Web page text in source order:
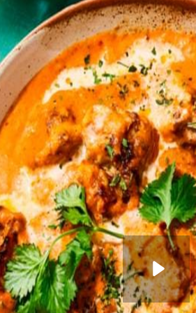
de olie erdoor. Gril de kip in delen
de kip vlak voor het serveren met de
of rijst.
te halen.
tandoori kip in een jus van boter,
Wat vond je van dit